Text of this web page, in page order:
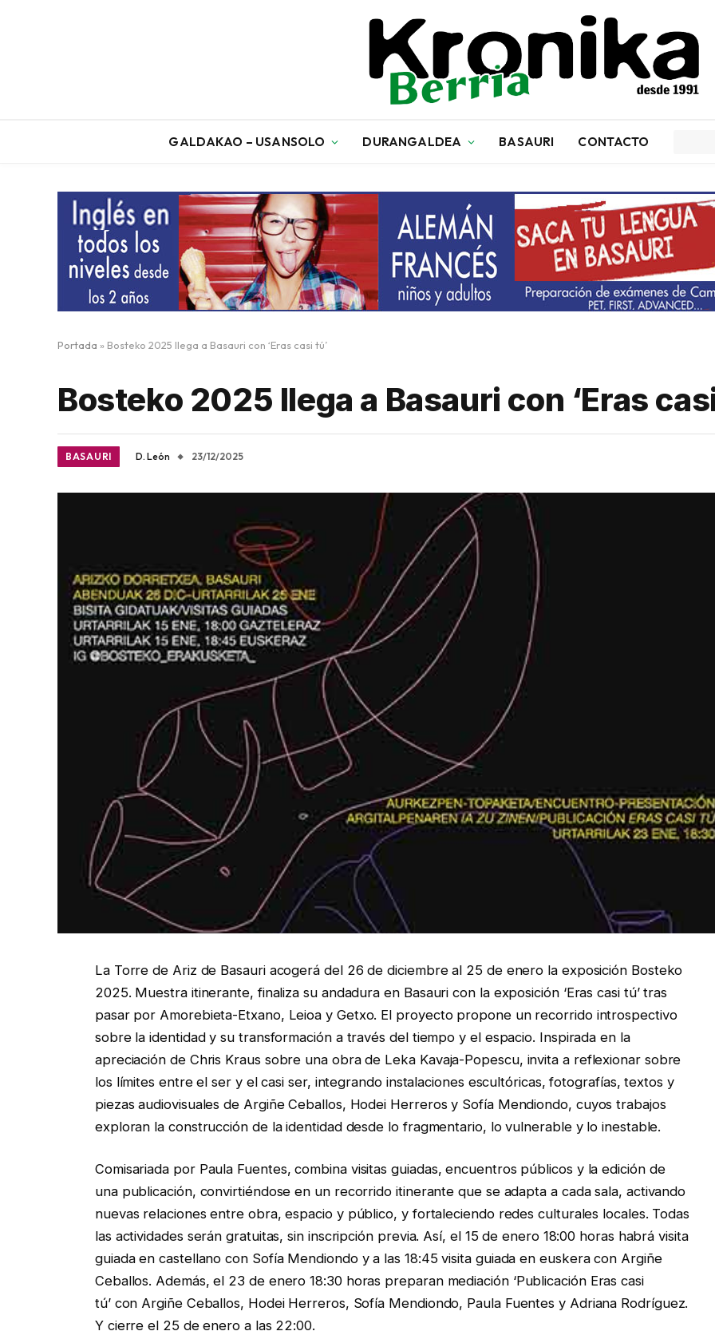
GALDAKAO – USANSOLO DURANGALDEA BASAURI CONTACTO
Portada » Bosteko 2025 llega a Basauri con ‘Eras casi tú’
Bosteko 2025 llega a Basauri con ‘Eras
BASAURI D. León 23/12/2025
La Torre de Ariz de Basauri acogerá del 26 de diciembre al 25 de enero la exposición Bosteko
2025. Muestra itinerante, finaliza su andadura en Basauri con la exposición ‘Eras casi tú’ tras
pasar por Amorebieta-Etxano, Leioa y Getxo. El proyecto propone un recorrido introspectivo
sobre la identidad y su transformación a través del tiempo y el espacio. Inspirada en la
apreciación de Chris Kraus sobre una obra de Leka Kavaja-Popescu, invita a reflexionar sobre
los límites entre el ser y el casi ser, integrando instalaciones escultóricas, fotografías, textos y
piezas audiovisuales de Argiñe Ceballos, Hodei Herreros y Sofía Mendiondo, cuyos trabajos
exploran la construcción de la identidad desde lo fragmentario, lo vulnerable y lo inestable.
Comisariada por Paula Fuentes, combina visitas guiadas, encuentros públicos y la edición de
una publicación, convirtiéndose en un recorrido itinerante que se adapta a cada sala, activando
nuevas relaciones entre obra, espacio y público, y fortaleciendo redes culturales locales. Todas
las actividades serán gratuitas, sin inscripción previa. Así, el 15 de enero 18:00 horas habrá visita
guiada en castellano con Sofía Mendiondo y a las 18:45 visita guiada en euskera con Argiñe
Ceballos. Además, el 23 de enero 18:30 horas preparan mediación ‘Publicación Eras casi
tú’ con Argiñe Ceballos, Hodei Herreros, Sofía Mendiondo, Paula Fuentes y Adriana Rodríguez.
Y cierre el 25 de enero a las 22:00.